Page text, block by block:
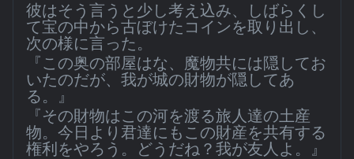
彼はそう言うと少し考え込み、しばらくし
て宝の中から古ぼけたコインを取り出し、
次の様に言った。
『この奥の部屋はな、魔物共には隠してお
いたのだが、我が城の財物が隠してあ
る。』
『その財物はこの河を渡る旅人達の土産
物。今日より君達にもこの財産を共有する
権利をやろう。どうだね？我が友人よ。』